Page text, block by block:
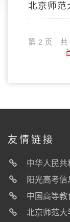
第 2 页 共
友情链接
中华人民共
阳光高考信
中国高等教
北京师范大